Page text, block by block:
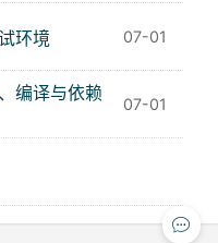
环境 07-01
编译与依赖
07-01